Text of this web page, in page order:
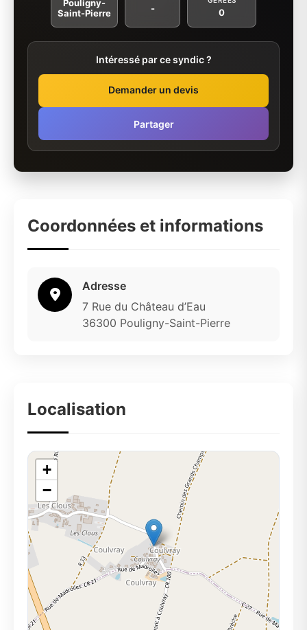
Pouligny-
Saint-Pierre
- 0
Intéressé par ce syndic ?
Demander un devis
Partager
Coordonnées et informations
Adresse
7 Rue du Château d’Eau
36300 Pouligny-Saint-Pierre
Localisation
+
−